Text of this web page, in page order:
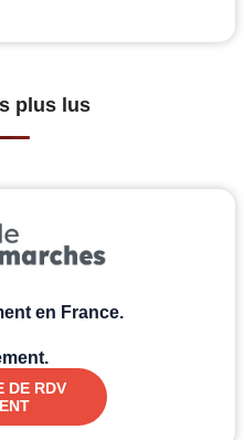
plus lus
en France.
DE RDV